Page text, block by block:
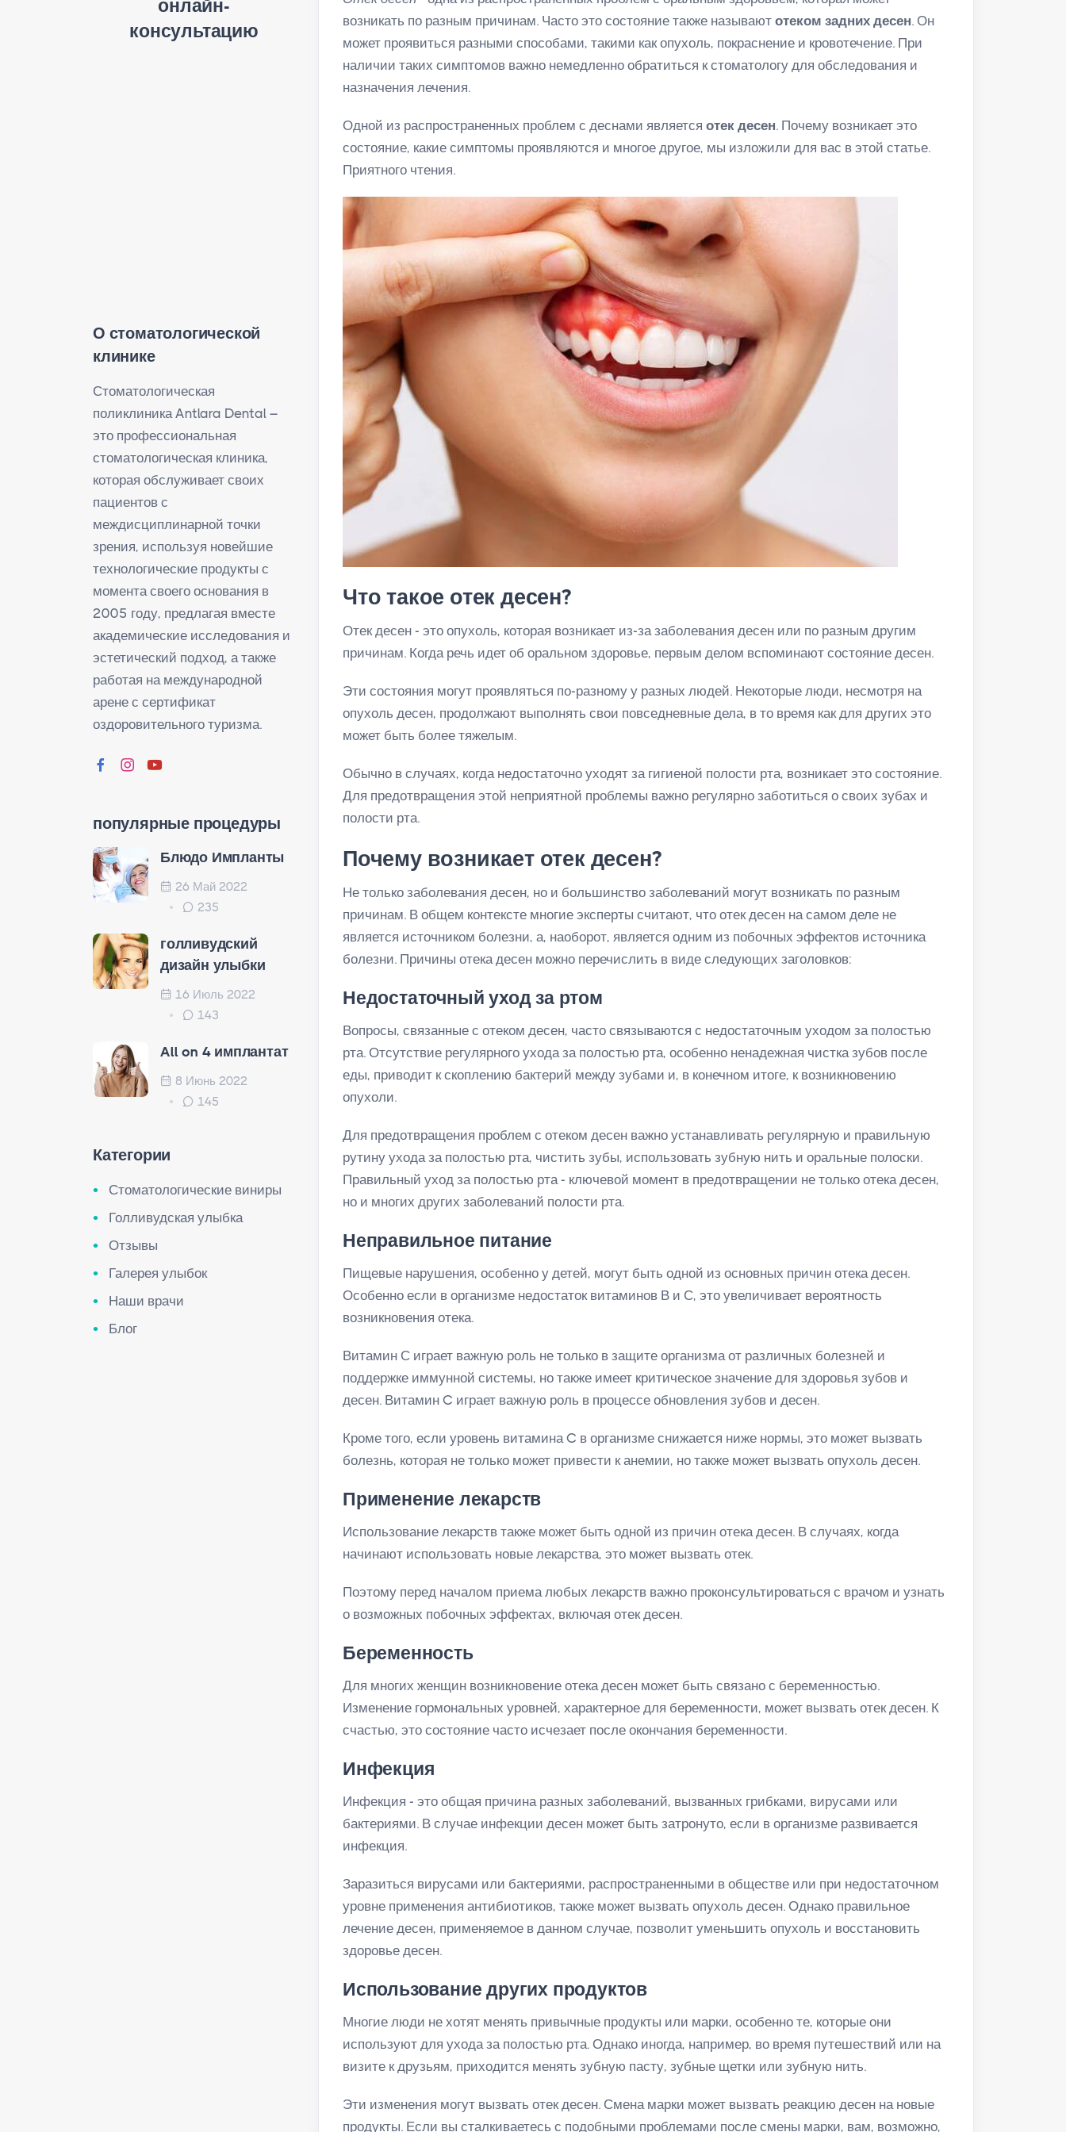
возникать по разным причинам. Часто это состояние также называют отеком задних десен. Он
может проявиться разными способами, такими как опухоль, покраснение и кровотечение. При
наличии таких симптомов важно немедленно обратиться к стоматологу для обследования и
назначения лечения.
Одной из распространенных проблем с деснами является отек десен. Почему возникает это
состояние, какие симптомы проявляются и многое другое, мы изложили для вас в этой статье.
Приятного чтения.
Что такое отек десен?
Отек десен - это опухоль, которая возникает из-за заболевания десен или по разным другим
причинам. Когда речь идет об оральном здоровье, первым делом вспоминают состояние десен.
Эти состояния могут проявляться по-разному у разных людей. Некоторые люди, несмотря на
опухоль десен, продолжают выполнять свои повседневные дела, в то время как для других это
может быть более тяжелым.
Обычно в случаях, когда недостаточно уходят за гигиеной полости рта, возникает это состояние.
Для предотвращения этой неприятной проблемы важно регулярно заботиться о своих зубах и
полости рта.
Почему возникает отек десен?
Не только заболевания десен, но и большинство заболеваний могут возникать по разным
причинам. В общем контексте многие эксперты считают, что отек десен на самом деле не
является источником болезни, а, наоборот, является одним из побочных эффектов источника
болезни. Причины отека десен можно перечислить в виде следующих заголовков:
Недостаточный уход за ртом
Вопросы, связанные с отеком десен, часто связываются с недостаточным уходом за полостью
рта. Отсутствие регулярного ухода за полостью рта, особенно ненадежная чистка зубов после
еды, приводит к скоплению бактерий между зубами и, в конечном итоге, к возникновению
опухоли.
Для предотвращения проблем с отеком десен важно устанавливать регулярную и правильную
рутину ухода за полостью рта, чистить зубы, использовать зубную нить и оральные полоски.
Правильный уход за полостью рта - ключевой момент в предотвращении не только отека десен,
но и многих других заболеваний полости рта.
Неправильное питание
Пищевые нарушения, особенно у детей, могут быть одной из основных причин отека десен.
Особенно если в организме недостаток витаминов В и С, это увеличивает вероятность
возникновения отека.
Витамин С играет важную роль не только в защите организма от различных болезней и
поддержке иммунной системы, но также имеет критическое значение для здоровья зубов и
десен. Витамин C играет важную роль в процессе обновления зубов и десен.
Кроме того, если уровень витамина C в организме снижается ниже нормы, это может вызвать
болезнь, которая не только может привести к анемии, но также может вызвать опухоль десен.
Применение лекарств
Использование лекарств также может быть одной из причин отека десен. В случаях, когда
начинают использовать новые лекарства, это может вызвать отек.
Поэтому перед началом приема любых лекарств важно проконсультироваться с врачом и узнать
о возможных побочных эффектах, включая отек десен.
Беременность
Для многих женщин возникновение отека десен может быть связано с беременностью.
Изменение гормональных уровней, характерное для беременности, может вызвать отек десен. К
счастью, это состояние часто исчезает после окончания беременности.
Инфекция
Инфекция - это общая причина разных заболеваний, вызванных грибками, вирусами или
бактериями. В случае инфекции десен может быть затронуто, если в организме развивается
инфекция.
Заразиться вирусами или бактериями, распространенными в обществе или при недостаточном
уровне применения антибиотиков, также может вызвать опухоль десен. Однако правильное
лечение десен, применяемое в данном случае, позволит уменьшить опухоль и восстановить
здоровье десен.
Использование других продуктов
Многие люди не хотят менять привычные продукты или марки, особенно те, которые они
используют для ухода за полостью рта. Однако иногда, например, во время путешествий или на
визите к друзьям, приходится менять зубную пасту, зубные щетки или зубную нить.
Эти изменения могут вызвать отек десен. Смена марки может вызвать реакцию десен на новые
продукты. Если вы сталкиваетесь с подобными проблемами после смены марки, вам, возможно,
онлайн-
консультацию
О стоматологической
клинике
Стоматологическая
поликлиника Antlara Dental –
это профессиональная
стоматологическая клиника,
которая обслуживает своих
пациентов с
междисциплинарной точки
зрения, используя новейшие
технологические продукты с
момента своего основания в
2005 году, предлагая вместе
академические исследования и
эстетический подход, а также
работая на международной
арене с сертификат
оздоровительного туризма.
популярные процедуры
Блюдо Импланты
26 Май 2022
235
голливудский
дизайн улыбки
16 Июль 2022
143
All on 4 имплантат
8 Июнь 2022
145
Категории
Стоматологические виниры
Голливудская улыбка
Отзывы
Галерея улыбок
Наши врачи
Блог